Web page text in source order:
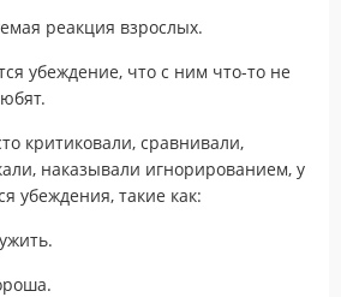
реакция взрослых.
убеждение, что с ним что-то не
критиковали, сравнивали,
наказывали игнорированием, у
убеждения, такие как: